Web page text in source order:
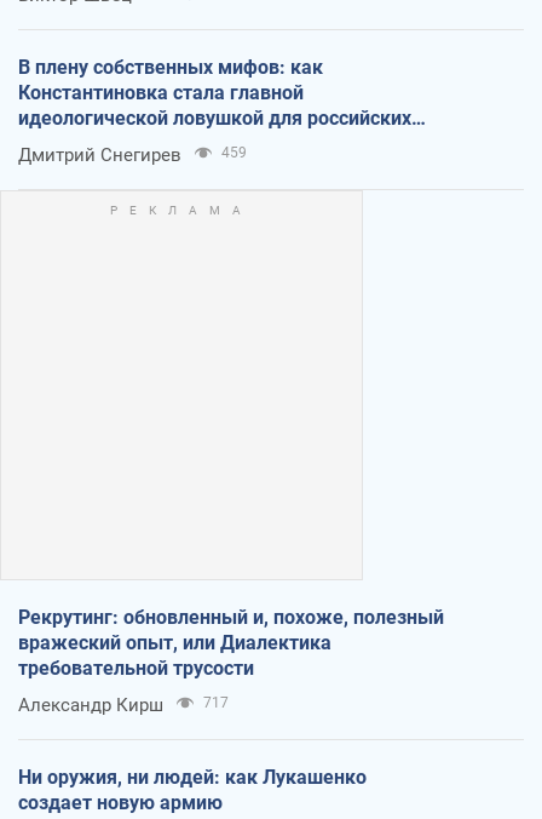
В плену собственных мифов: как
Константиновка стала главной
идеологической ловушкой для российских
оккупантов
Дмитрий Снегирев 459
Рекрутинг: обновленный и, похоже, полезный
вражеский опыт, или Диалектика
требовательной трусости
Александр Кирш 717
Ни оружия, ни людей: как Лукашенко
создает новую армию